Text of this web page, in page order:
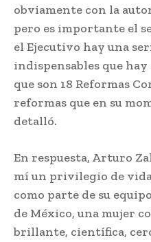
obviamente con la
pero es importante el
el Ejecutivo hay una
indispensables que
que son 18 Reformas
reformas que en su
detalló.
En respuesta, Arturo
mí un privilegio de
como parte de su
de México, una mujer
brillante, científica,